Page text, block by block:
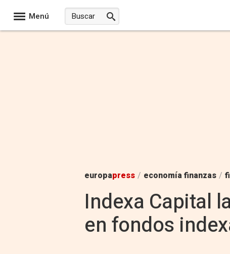
Menú
europapress / economía finanzas /
Indexa Capital
en fondos